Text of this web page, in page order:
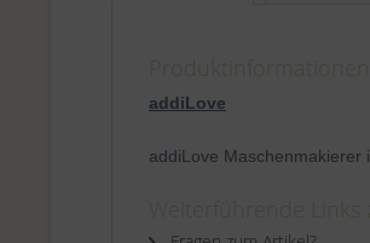
addiLove
addiLove